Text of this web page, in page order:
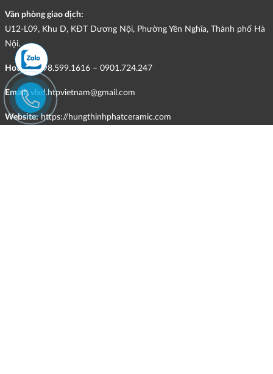
Văn phòng giao dịch:
U12-L09, Khu D, KĐT Dương Nội, Phường Yên Nghĩa, Thành phố Hà
Nội.
Hotline:098.599.1616 – 0901.724.247
Email: vlxd.htpvietnam@gmail.com
Website: https://hungthinhphatceramic.com